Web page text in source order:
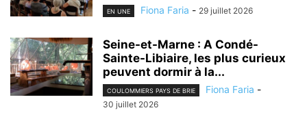
EN UNE Fiona Faria - 29 juillet 2026
Seine-et-Marne : A Condé-
Sainte-Libiaire, les plus curieux
peuvent dormir à la...
COULOMMIERS PAYS DE BRIE Fiona Faria -
30 juillet 2026